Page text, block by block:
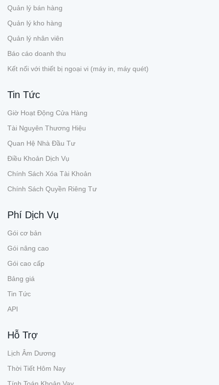
Quản lý bán hàng
Quản lý kho hàng
Quản lý nhân viên
Báo cáo doanh thu
Kết nối với thiết bị ngoại vi (máy in, máy quét)
Tin Tức
Giờ Hoạt Động Cửa Hàng
Tài Nguyên Thương Hiệu
Quan Hệ Nhà Đầu Tư
Điều Khoản Dịch Vụ
Chính Sách Xóa Tài Khoản
Chính Sách Quyền Riêng Tư
Phí Dịch Vụ
Gói cơ bản
Gói nâng cao
Gói cao cấp
Bảng giá
Tin Tức
API
Hỗ Trợ
Lịch Âm Dương
Thời Tiết Hôm Nay